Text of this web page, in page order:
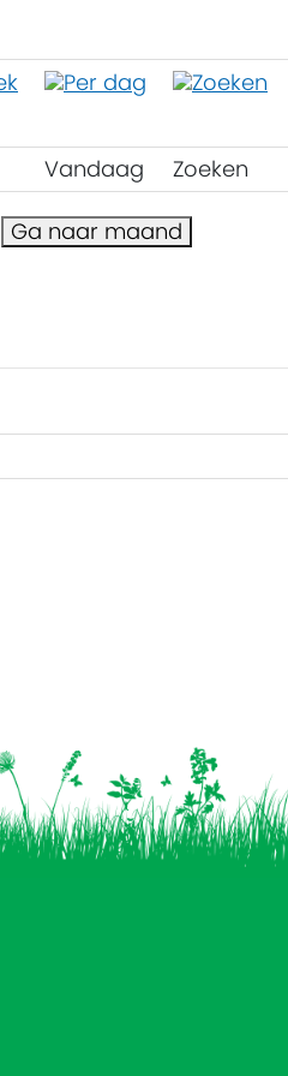
Vandaag Zoeken
Ga naar maand